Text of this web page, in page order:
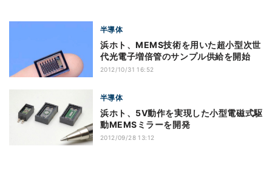
半導体
浜ホト、MEMS技術を用いた超小型次世
代光電子増倍管のサンプル供給を開始
2012/10/31 16:52
半導体
浜ホト、5V動作を実現した小型電磁式駆
動MEMSミラーを開発
2012/09/28 13:12